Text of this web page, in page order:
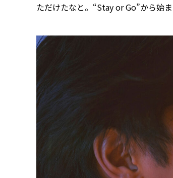
ただけたなと。“Stay or Go”から始